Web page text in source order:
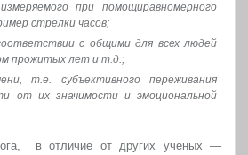
при помощиравномерного
стрелки часов;
с общими для всех людей
прожитых лет и т.д.;
т.е. субъективного переживания
от их значимости и эмоциональной
в отличие от других ученых —